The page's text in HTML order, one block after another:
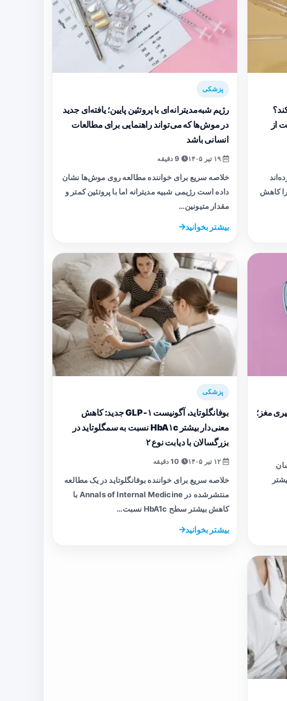
از
کاهش
پزشکی
رژیم شبه‌مدیترانه‌ای با پروتئین پایین؛ یافته‌ای جدید
در موش‌ها که می‌تواند راهنمایی برای مطالعات
انسانی باشد
خلاصه سریع برای خواننده مطالعه روی موش‌ها نشان
داده است رژیمی شبیه مدیترانه اما با پروتئین کمتر و
مقدار متیونین…
بیشتر بخوانید
مغز؛
پزشکی
بوفانگلوتاید، آگونیست GLP‑۱ جدید: کاهش
معنی‌دار بیشتر HbA۱c نسبت به سمگلوتاید در
بزرگسالان با دیابت نوع ۲
خلاصه سریع برای خواننده بوفانگلوتاید در یک مطالعه
منتشرشده در Annals of Internal Medicine با
کاهش بیشتر سطح HbA1c نسبت…
بیشتر بخوانید